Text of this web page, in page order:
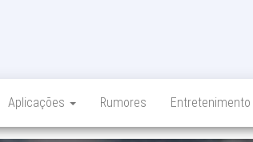
Aplicações Rumores Entretenimento